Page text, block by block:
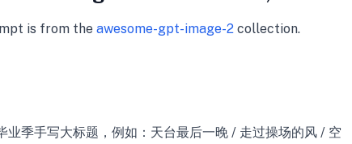
is from the awesome-gpt-image-2 collection.
业季手写大标题，例如：天台最后一晚 / 走过操场的风 / 空